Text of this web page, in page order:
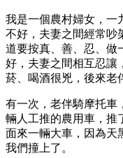
我是一個農村婦女，一
不好，夫妻之間經常吵
道要按真、善、忍、做
好，夫妻之間相互忍讓
菸、喝酒很兇，後來老
有一次，老伴騎摩托車
輛人工推的農用車，推
面來一輛大車，因為天
我們撞上了。